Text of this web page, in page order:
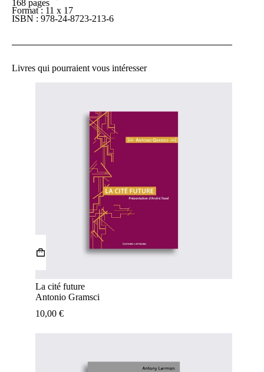
168 pages
Format : 11 x 17
ISBN : 978-24-8723-213-6
Livres qui pourraient vous intéresser
La cité future
Antonio Gramsci
10,00 €